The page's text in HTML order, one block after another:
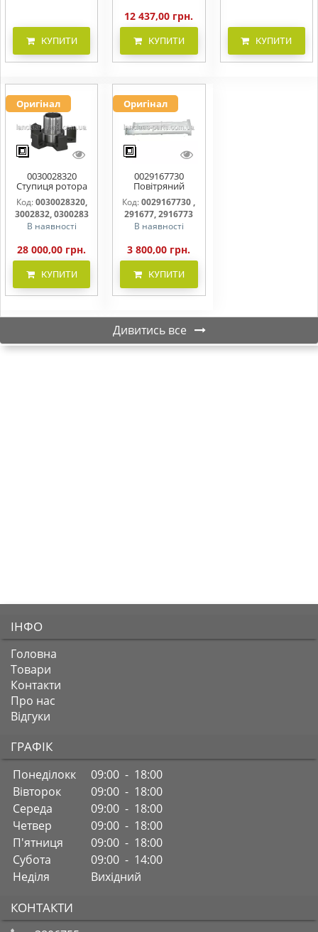
КУПИТИ
12 437,00 грн.
КУПИТИ КУПИТИ
Оригінал
0030028320
Ступиця ротора
CLAAS
Код:0030028320,
3002832, 0300283
В наявності
28 000,00 грн.
КУПИТИ
Оригінал
0029167730
Повітряний
фільтр бака
(фільтр AdBlue)
Код: 0029167730 ,
291677, 2916773
В наявності
3 800,00 грн.
КУПИТИ
Дивитись все
ІНФО
Головна
Товари
Контакти
Про нас
Відгуки
ГРАФІК
Понеділокк
09:00 - 18:00
Вівторок
09:00 - 18:00
Середа
09:00 - 18:00
Четвер
09:00 - 18:00
П'ятниця
09:00 - 18:00
Субота
09:00 - 14:00
Неділя
Вихідний
КОНТАКТИ